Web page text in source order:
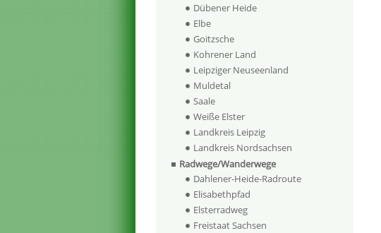
Dübener Heide
Elbe
Goitzsche
Kohrener Land
Leipziger Neuseenland
Muldetal
Saale
Weiße Elster
Landkreis Leipzig
Landkreis Nordsachsen
Radwege/Wanderwege
Dahlener-Heide-Radroute
Elisabethpfad
Elsterradweg
Freistaat Sachsen